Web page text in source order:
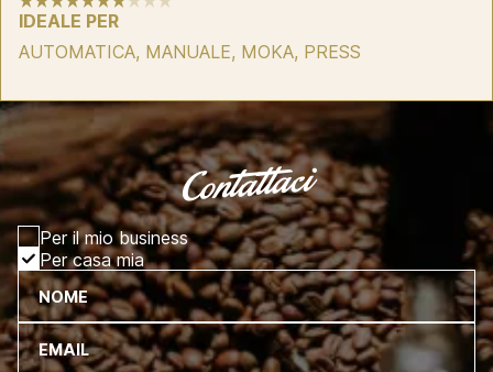
IDEALE PER
AUTOMATICA, MANUALE, MOKA, PRESS
Contattaci
Per il mio business
Per casa mia
NOME
EMAIL